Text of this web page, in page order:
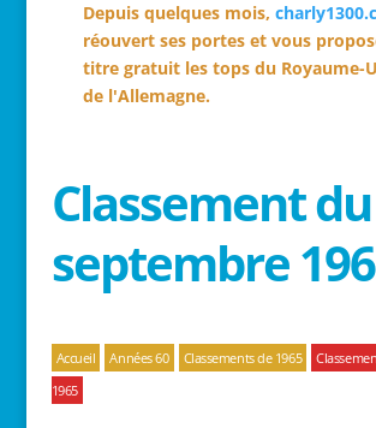
Depuis quelques mois,
réouvert ses portes et vous
titre gratuit les tops du Royaume-
de l'Allemagne.
Classement
septembre
Accueil Années 60 Classements de 1965
1965